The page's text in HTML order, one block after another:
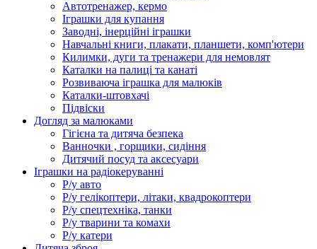
Автотренажер, кермо
Іграшки для купання
Заводні, інерційні іграшки
Навчальні книги, плакати, планшети, комп'ютери
Килимки, дуги та тренажери для немовлят
Каталки на палиці та канаті
Розвиваюча іграшка для малюків
Каталки-штовхачі
Підвіски
Догляд за малюками
Гігієна та дитяча безпека
Ванночки , горщики, сидіння
Дитячий посуд та аксесуари
Іграшки на радіокеруванні
Р/у авто
Р/у гелікоптери, літаки, квадрокоптери
Р/у спецтехніка, танки
Р/у тварини та комахи
Р/у катери